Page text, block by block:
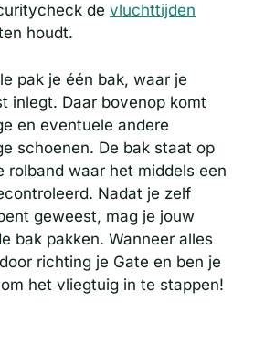
de vluchttijden
houdt.
pak je één bak, waar je
inlegt. Daar bovenop komt
en eventuele andere
schoenen. De bak staat op
rolband waar het middels een
Nadat je zelf
geweest, mag je jouw
bak pakken. Wanneer alles
richting je Gate en ben je
het vliegtuig in te stappen!